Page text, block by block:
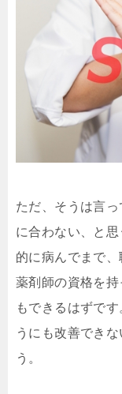
ただ、そうは言
に合わない、と
的に病んでまで、
薬剤師の資格を
もできるはずで
うにも改善でき
う。